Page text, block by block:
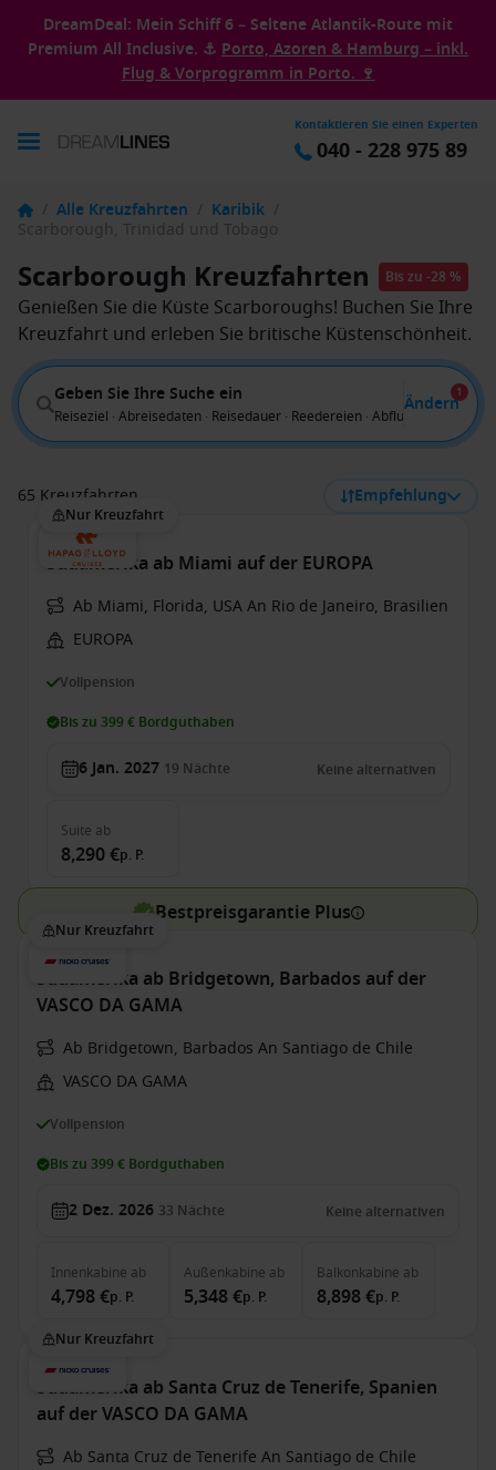
DreamDeal: Mein Schiff 6 – Seltene Atlantik-Route mit
Premium All Inclusive. ⚓ Porto, Azoren & Hamburg – inkl.
Flug & Vorprogramm in Porto. 🍷
Kontaktieren Sie einen Experten
040 - 228 975 89
/ Alle Kreuzfahrten / Karibik /
Scarborough, Trinidad und Tobago
Scarborough Kreuzfahrten Bis zu -28 %
Genießen Sie die Küste Scarboroughs! Buchen Sie Ihre
Kreuzfahrt und erleben Sie britische Küstenschönheit.
Geben Sie Ihre Suche ein
Reiseziel · Abreisedaten · Reisedauer · Reedereien · Abflug von
Ändern
1
65 Kreuzfahrten Empfehlung
Nur Kreuzfahrt
Südamerika ab Miami auf der EUROPA
Ab Miami, Florida, USA An Rio de Janeiro, Brasilien
EUROPA
Vollpension
Bis zu 399 € Bordguthaben
6 Jan. 2027 19 Nächte Keine alternativen
Suite ab
8,290 €p. P.
Bestpreisgarantie Plus
Nur Kreuzfahrt
Südamerika ab Bridgetown, Barbados auf der
VASCO DA GAMA
Ab Bridgetown, Barbados An Santiago de Chile
VASCO DA GAMA
Vollpension
Bis zu 399 € Bordguthaben
2 Dez. 2026 33 Nächte Keine alternativen
Innenkabine ab
4,798 €p. P.
Außenkabine ab
5,348 €p. P.
Balkonkabine ab
8,898 €p. P.
Nur Kreuzfahrt
Südamerika ab Santa Cruz de Tenerife, Spanien
auf der VASCO DA GAMA
Ab Santa Cruz de Tenerife An Santiago de Chile